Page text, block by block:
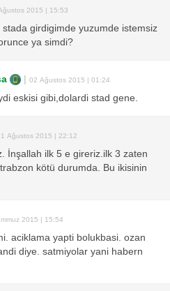
2015 | 15:53
girdigimde yuzumde istemsiz
ya simdi?
02 Ağustos 2015 | 01:24
eskisi gibi,dolardi stad gene.
Ağustos 2015 | 22:12
İnşallah ilk 5 e gireriz.ilk 3 zaten
kötü durumda. Bu ikisinin
2015 | 15:54
aciklama yapti bolukbasi. ozan
diye. satmiyolar yani habern